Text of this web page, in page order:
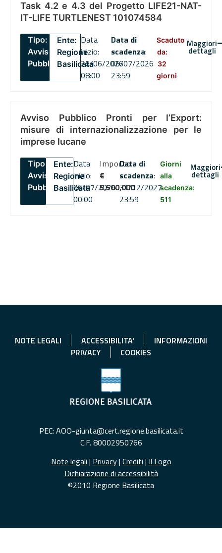
Task 4.2 e 4.3 del Progetto LIFE21-NAT-
IT-LIFE TURTLENEST 101074584
Tipo:
Avviso
Pubblico
Ente:
Regione
Basilicata
Data
inizio:
26/06/2026
08:00
Data di
scadenza:
06/07/2026
23:59
Scaduto
da:
32
giorni
Maggiori
dettagli
Avviso Pubblico Pronti per l’Export:
misure di internazionalizzazione per le
imprese lucane
Tipo:
Avviso
Pubblico
Ente:
Regione
Basilicata
Data
inizio:
06/07/2026
00:00
Importo
€
5,500,000
Data di
scadenza:
31/12/2027
23:59
Giorni
alla
scadenza:
511
Maggiori
dettagli
NOTE LEGALI ACCESSIBILITA'
INFORMAZIONI
PRIVACY
COOKIES
PEC: AOO-giunta@cert.regione.basilicata.it
C.F. 80002950766
Note legali | Privacy| Crediti | Il Logo
Dichiarazione di accessibilità
©2010 Regione Basilicata